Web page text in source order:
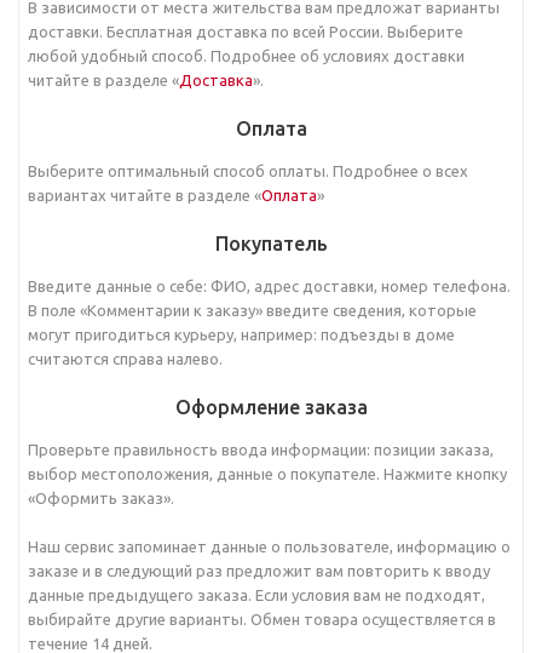
В зависимости от места жительства вам предложат варианты
доставки. Бесплатная доставка по всей России. Выберите
любой удобный способ. Подробнее об условиях доставки
читайте в разделе «Доставка».
Оплата
Выберите оптимальный способ оплаты. Подробнее о всех
вариантах читайте в разделе «Оплата»
Покупатель
Введите данные о себе: ФИО, адрес доставки, номер телефона.
В поле «Комментарии к заказу» введите сведения, которые
могут пригодиться курьеру, например: подъезды в доме
считаются справа налево.
Оформление заказа
Проверьте правильность ввода информации: позиции заказа,
выбор местоположения, данные о покупателе. Нажмите кнопку
«Оформить заказ».
Наш сервис запоминает данные о пользователе, информацию о
заказе и в следующий раз предложит вам повторить к вводу
данные предыдущего заказа. Если условия вам не подходят,
выбирайте другие варианты. Обмен товара осуществляется в
течение 14 дней.